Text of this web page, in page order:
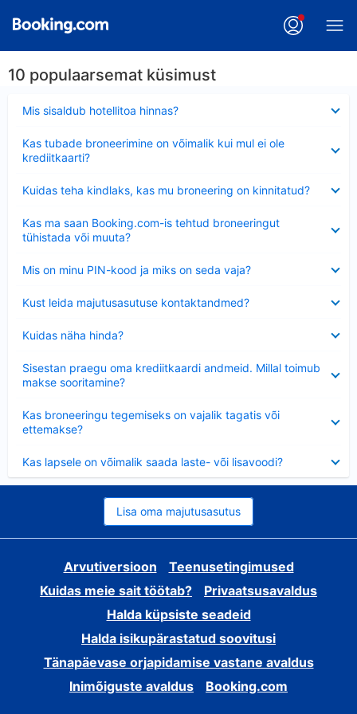
10 populaarsemat küsimust
Mis sisaldub hotellitoa hinnas?
Kas tubade broneerimine on võimalik kui mul ei ole
krediitkaarti?
Kuidas teha kindlaks, kas mu broneering on kinnitatud?
Kas ma saan Booking.com-is tehtud broneeringut
tühistada või muuta?
Mis on minu PIN-kood ja miks on seda vaja?
Kust leida majutusasutuse kontaktandmed?
Kuidas näha hinda?
Sisestan praegu oma krediitkaardi andmeid. Millal toimub
makse sooritamine?
Kas broneeringu tegemiseks on vajalik tagatis või
ettemakse?
Kas lapsele on võimalik saada laste- või lisavoodi?
Lisa oma majutusasutus
Arvutiversioon
Teenusetingimused
Kuidas meie sait töötab?
Privaatsusavaldus
Halda küpsiste seadeid
Halda isikupärastatud soovitusi
Tänapäevase orjapidamise vastane avaldus
Inimõiguste avaldus
Booking.com